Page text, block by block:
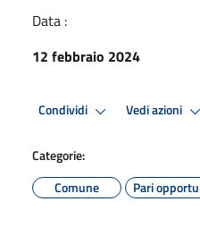
Data :
12 febbraio 2024
Condividi Vedi azioni
Categorie:
Comune
Pari